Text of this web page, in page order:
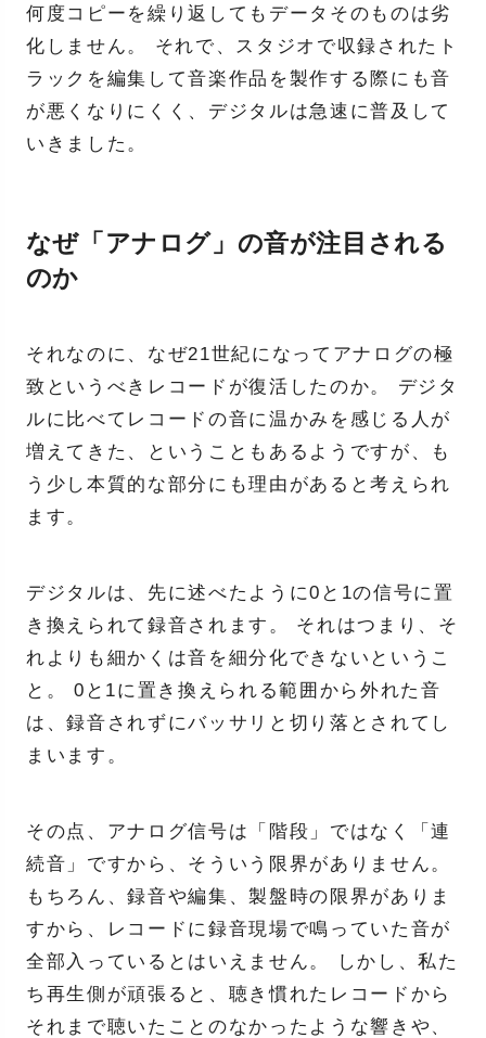
何度コピーを繰り返してもデータそのものは劣
化しません。 それで、スタジオで収録されたト
ラックを編集して音楽作品を製作する際にも音
が悪くなりにくく、デジタルは急速に普及して
いきました。
なぜ「アナログ」の音が注目される
のか
それなのに、なぜ21世紀になってアナログの極
致というべきレコードが復活したのか。 デジタ
ルに比べてレコードの音に温かみを感じる人が
増えてきた、ということもあるようですが、も
う少し本質的な部分にも理由があると考えられ
ます。
デジタルは、先に述べたように0と1の信号に置
き換えられて録音されます。 それはつまり、そ
れよりも細かくは音を細分化できないというこ
と。 0と1に置き換えられる範囲から外れた音
は、録音されずにバッサリと切り落とされてし
まいます。
その点、アナログ信号は「階段」ではなく「連
続音」ですから、そういう限界がありません。
もちろん、録音や編集、製盤時の限界がありま
すから、レコードに録音現場で鳴っていた音が
全部入っているとはいえません。 しかし、私た
ち再生側が頑張ると、聴き慣れたレコードから
それまで聴いたことのなかったような響きや、